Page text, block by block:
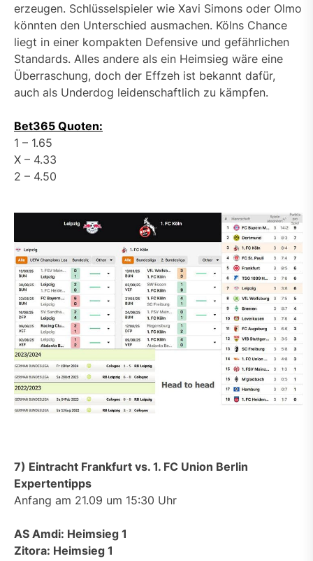
erzeugen. Schlüsselspieler wie Xavi Simons oder Olmo
könnten den Unterschied ausmachen. Kölns Chance
liegt in einer kompakten Defensive und gefährlichen
Standards. Alles andere als ein Heimsieg wäre eine
Überraschung, doch der Effzeh ist bekannt dafür,
auch als Underdog leidenschaftlich zu kämpfen.
Bet365 Quoten:
1 – 1.65
X – 4.33
2 – 4.50
7) Eintracht Frankfurt vs. 1. FC Union Berlin
Expertentipps
Anfang am 21.09 um 15:30 Uhr
AS Amdi: Heimsieg 1
Zitora: Heimsieg 1